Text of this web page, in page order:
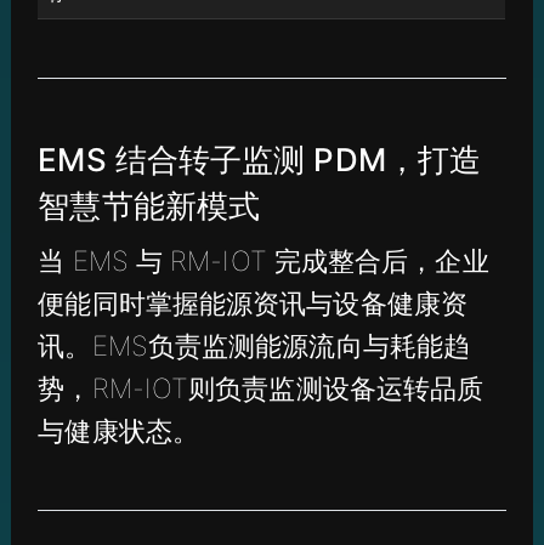
EMS 结合转子监测 PDM，打造
智慧节能新模式
当 EMS 与 RM-IOT 完成整合后，企业
便能同时掌握能源资讯与设备健康资
讯。EMS负责监测能源流向与耗能趋
势，RM-IOT则负责监测设备运转品质
与健康状态。